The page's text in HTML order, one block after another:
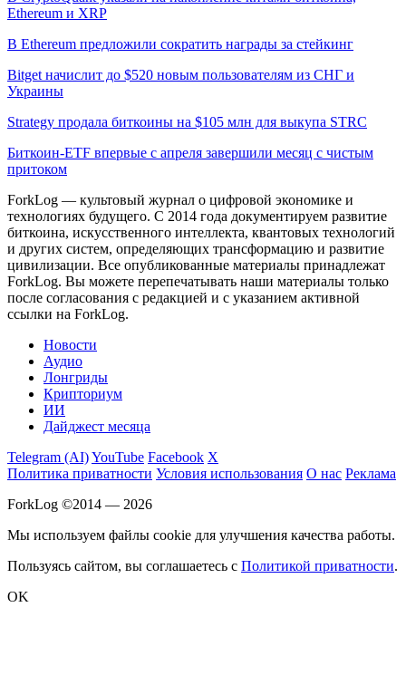
Ethereum и XRP
В Ethereum предложили сократить награды за стейкинг
Bitget начислит до $520 новым пользователям из СНГ и
Украины
Strategy продала биткоины на $105 млн для выкупа STRC
Биткоин-ETF впервые с апреля завершили месяц с чистым
притоком
ForkLog — культовый журнал о цифровой экономике и
технологиях будущего. С 2014 года документируем развитие
биткоина, искусственного интеллекта, квантовых технологий
и других систем, определяющих трансформацию и развитие
цивилизации. Все опубликованные материалы принадлежат
ForkLog. Вы можете перепечатывать наши материалы только
после согласования с редакцией и с указанием активной
ссылки на ForkLog.
Новости
Аудио
Лонгриды
Крипториум
ИИ
Дайджест месяца
Telegram (AI)YouTube Facebook X
Политика приватности Условия использования О нас Реклама
ForkLog ©2014 — 2026
Мы используем файлы cookie для улучшения качества работы.
Пользуясь сайтом, вы соглашаетесь с Политикой приватности.
OK